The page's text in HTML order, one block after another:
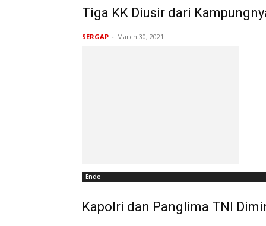
Tiga KK Diusir dari
SERGAP - March 30, 2021
Ende
Kapolri dan Panglima TNI